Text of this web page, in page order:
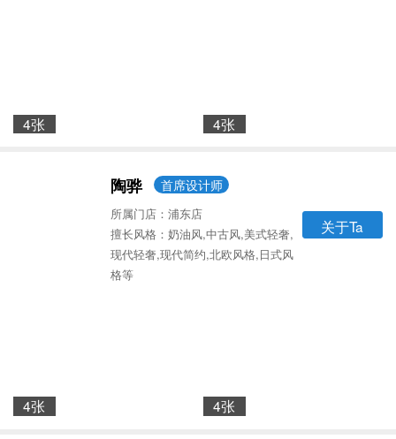
4张 4张
陶骅 首席设计师
所属门店：浦东店
擅长风格：奶油风,中古风,美式轻奢,
现代轻奢,现代简约,北欧风格,日式风
格等
关于Ta
4张 4张